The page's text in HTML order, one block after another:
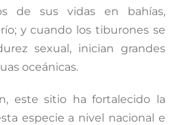
de sus vidas en bahías,
y cuando los tiburones se
sexual, inician grandes
oceánicas.
este sitio ha fortalecido la
especie a nivel nacional e